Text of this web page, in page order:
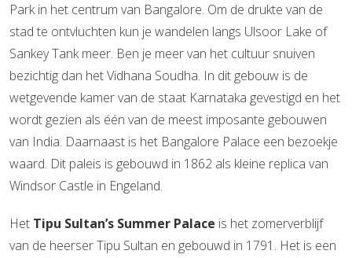
Park in het centrum van Bangalore. Om de drukte van de
stad te ontvluchten kun je wandelen langs Ulsoor Lake of
Sankey Tank meer. Ben je meer van het cultuur snuiven
bezichtig dan het Vidhana Soudha. In dit gebouw is de
wetgevende kamer van de staat Karnataka gevestigd en het
wordt gezien als één van de meest imposante gebouwen
van India. Daarnaast is het Bangalore Palace een bezoekje
waard. Dit paleis is gebouwd in 1862 als kleine replica van
Windsor Castle in Engeland.
Het Tipu Sultan’s Summer Palace is het zomerverblijf
van de heerser Tipu Sultan en gebouwd in 1791. Het is een